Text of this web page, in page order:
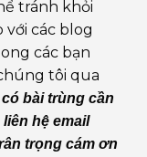
tránh khỏi
các blog
các bạn
tôi qua
bài trùng cần
hệ email
trọng cám ơn